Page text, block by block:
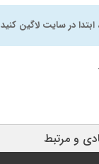
در سایت لاگین
و مرتبط